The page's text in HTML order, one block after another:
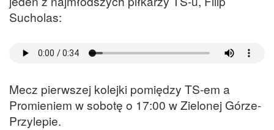
Sucholas:
Mecz pierwszej kolejki pomiędzy TS-em a
Promieniem w sobotę o 17:00 w Zielonej Górze-
Przylepie.